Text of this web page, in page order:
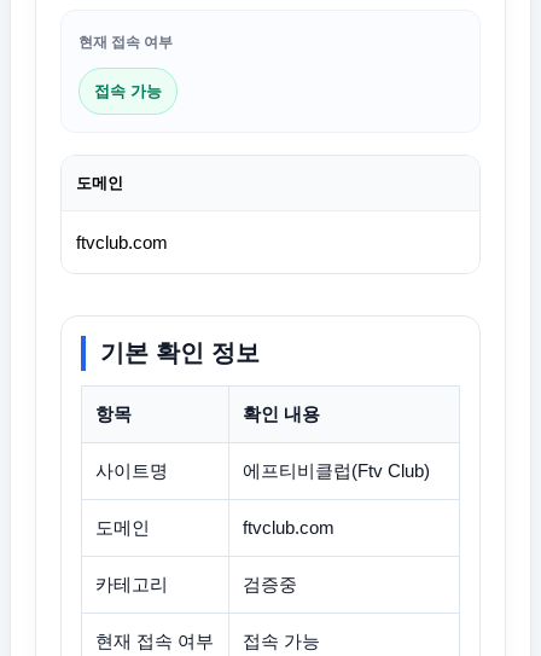
현재 접속 여부
접속 가능
도메인
ftvclub.com
기본 확인 정보
항목 확인 내용
사이트명 에프티비클럽(Ftv Club)
도메인 ftvclub.com
카테고리 검증중
현재 접속 여부 접속 가능